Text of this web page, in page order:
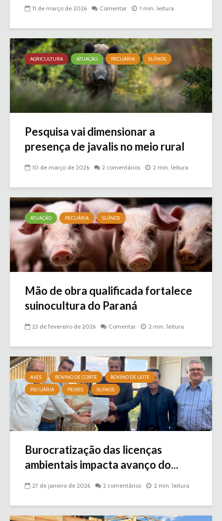
11 de março de 2026 Comentar 1 min. leitura
AGRICULTURA ATUAÇÃO PECUÁRIA SUÍNOS
Pesquisa vai dimensionar a
presença de javalis no meio rural
10 de março de 2026 2 comentários 2 min. leitura
ATUAÇÃO PECUÁRIA SUÍNOS
Mão de obra qualificada fortalece
suinocultura do Paraná
23 de fevereiro de 2026 Comentar 2 min. leitura
AVES BOVINO DE CORTE
BOVINO DE LEITE
PECUÁRIA
PEIXES SUÍNOS
Burocratização das licenças
ambientais impacta avanço do...
27 de janeiro de 2026 2 comentários 2 min. leitura